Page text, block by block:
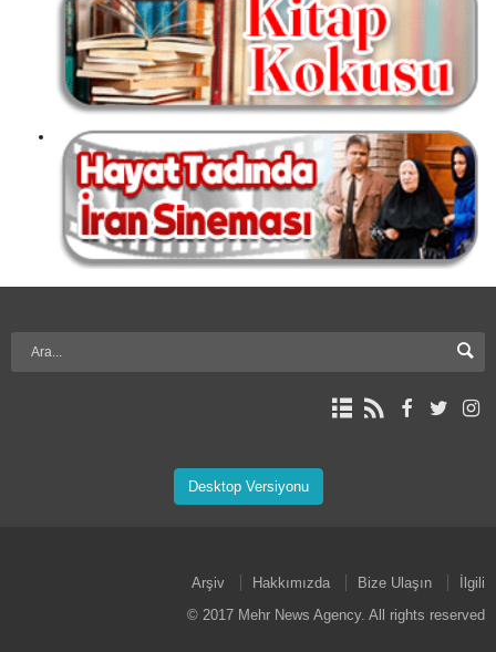
Desktop Versiyonu
Arşiv Hakkımızda Bize Ulaşın
İlgili
© 2017 Mehr News Agency. All rights reserved